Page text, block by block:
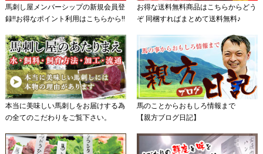
馬刺し屋メンバーシップの新規会員登
録!!お得なポイント利用はこちらから!!
お得な送料無料商品はこちらからどう
ぞ 同梱すればまとめて送料無料♪
本当に美味しい馬刺しをお届けする為
の全てのこだわりをご覧下さい。
馬のことからおもしろ情報まで
【親方ブログ日記】